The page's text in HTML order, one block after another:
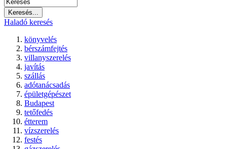
Haladó keresés
könyvelés
bérszámfejtés
villanyszerelés
javítás
szállás
adótanácsadás
épületgépészet
Budapest
tetőfedés
étterem
vízszerelés
festés